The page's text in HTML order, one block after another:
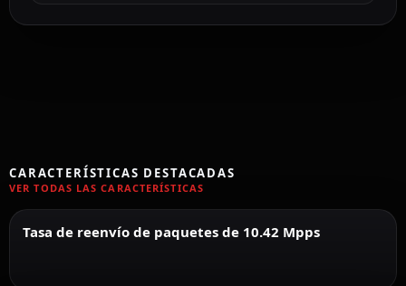
CARACTERÍSTICAS DESTACADAS
VER TODAS LAS CARACTERÍSTICAS
Tasa de reenvío de paquetes de 10.42 Mpps